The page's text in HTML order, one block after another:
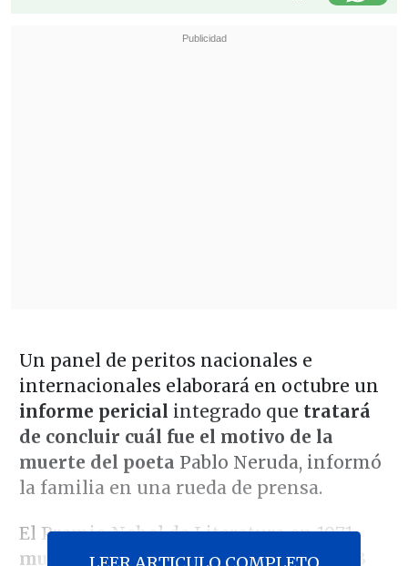
Un panel de peritos nacionales e
internacionales elaborará en octubre un
informe pericial integrado que tratará
de concluir cuál fue el motivo de la
muerte del poeta Pablo Neruda, informó
la familia en una rueda de prensa.
El Premio Nobel de Literatura en 1971
murió en una clínica de Santiago el 23